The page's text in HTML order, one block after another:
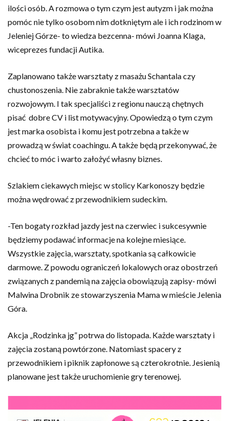
ilości osób. A rozmowa o tym czym jest autyzm i jak można
pomóc nie tylko osobom nim dotkniętym ale i ich rodzinom w
Jeleniej Górze- to wiedza bezcenna- mówi Joanna Klaga,
wiceprezes fundacji Autika.
Zaplanowano także warsztaty z masażu Schantala czy
chustonoszenia. Nie zabraknie także warsztatów
rozwojowym. I tak specjaliści z regionu nauczą chętnych
pisać dobre CV i list motywacyjny. Opowiedzą o tym czym
jest marka osobista i komu jest potrzebna a także w
prowadzą w świat coachingu. A także będą przekonywać, że
chcieć to móc i warto założyć własny biznes.
Szlakiem ciekawych miejsc w stolicy Karkonoszy będzie
można wędrować z przewodnikiem sudeckim.
-Ten bogaty rozkład jazdy jest na czerwiec i sukcesywnie
będziemy podawać informacje na kolejne miesiące.
Wszystkie zajęcia, warsztaty, spotkania są całkowicie
darmowe. Z powodu ograniczeń lokalowych oraz obostrzeń
związanych z pandemią na zajęcia obowiązują zapisy- mówi
Malwina Drobnik ze stowarzyszenia Mama w mieście Jelenia
Góra.
Akcja „Rodzinka jg” potrwa do listopada. Każde warsztaty i
zajęcia zostaną powtórzone. Natomiast spacery z
przewodnikiem i piknik zapłonowe są czterokrotnie. Jesienią
planowane jest także uruchomienie gry terenowej.